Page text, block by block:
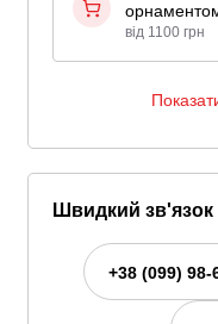
від 1100 грн
Швидкий зв'язок
+38 (099) 98-